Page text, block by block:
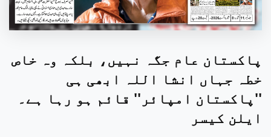
پاکستان عام جگہ نہیں، بلکہ وہ خاص
خطہ جہاں انشا اللہ ابھی ہی
''پاکستان امپائر'' قائم ہو رہا ہے۔
ایلن کیسر